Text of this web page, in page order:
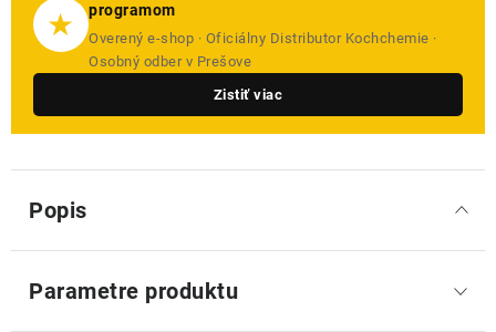
★
programom
Overený e-shop · Oficiálny Distributor Kochchemie ·
Osobný odber v Prešove
Zistiť viac
Popis
Parametre produktu